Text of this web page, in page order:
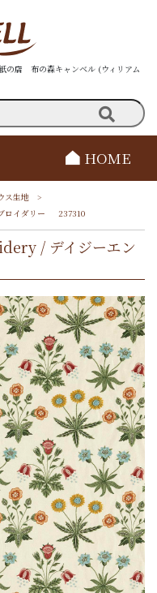
の店 布の森キャンベル (ウィリアム
HOME
ス生地
>
ロイダリー 237310
/ デイジーエン